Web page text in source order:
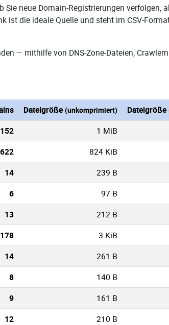
Sie neue Domain-Registrierungen verfolgen,
ist die ideale Quelle und steht im CSV-
— mithilfe von DNS-Zone-Dateien,
Dateigröße (unkomprimiert) Dateigröße
1 MiB
824 KiB
14 239 B
6 97 B
13 212 B
178 3 KiB
14 261 B
8 140 B
9 161 B
12 210 B